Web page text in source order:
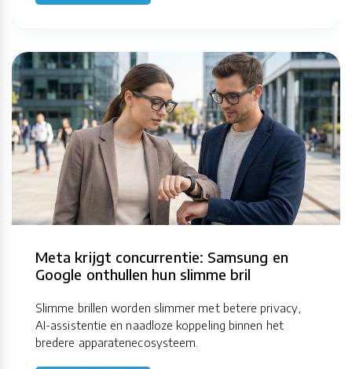
Meta krijgt concurrentie: Samsung en
Google onthullen hun slimme bril
Slimme brillen worden slimmer met betere privacy,
AI-assistentie en naadloze koppeling binnen het
bredere apparatenecosysteem.